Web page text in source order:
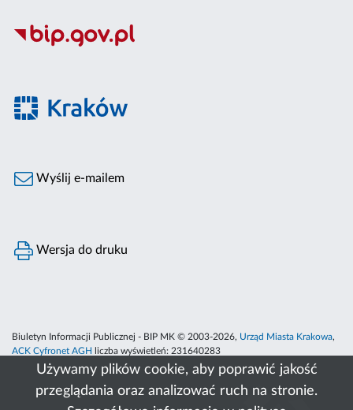
Używamy plików cookie, aby poprawić jakość
przeglądania oraz analizować ruch na stronie.
Wyślij e-mailem
Wersja do druku
Biuletyn Informacji Publicznej - BIP MK © 2003-2026, Urząd Miasta Krakowa,
ACK Cyfronet AGH
liczba wyświetleń: 231640283